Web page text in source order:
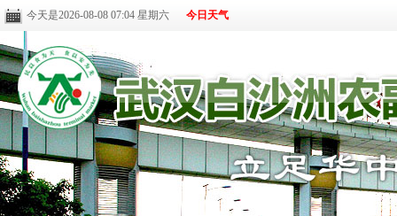
今天是2026-08-08 07:04 星期六 今日天气